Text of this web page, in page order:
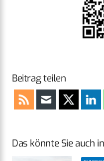
Beitrag teilen
Das könnte Sie auch